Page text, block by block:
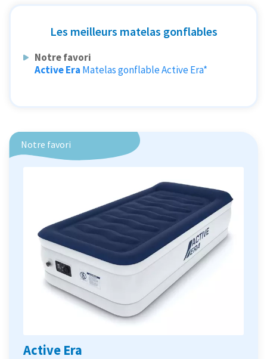
Les meilleurs matelas gonflables
Notre favori
Active Era Matelas gonflable Active Era*
Notre favori
Active Era